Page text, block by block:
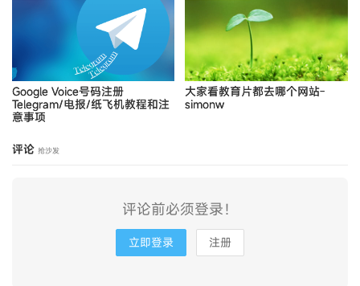
Google Voice号码注册
Telegram/电报/纸飞机教程和注
意事项
大家看教育片都去哪个网站-
simonw
评论 抢沙发
评论前必须登录！
立即登录 注册